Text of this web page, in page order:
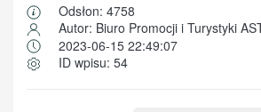
Odsłon: 4758
Autor: Biuro Promocji i Turystyki
2023-06-15 22:49:07
ID wpisu: 54